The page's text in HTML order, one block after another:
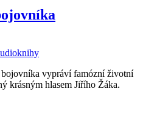
vypráví famózní životní
krásným hlasem Jiřího Žáka.